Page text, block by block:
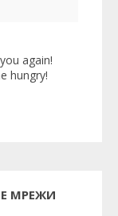
again!
hungry!
МРЕЖИ